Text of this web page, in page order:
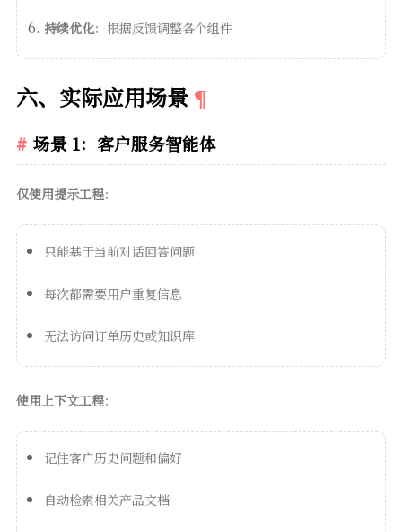
持续优化：根据反馈调整各个组件
六、实际应用场景
场景 1：客户服务智能体
仅使用提示工程：
只能基于当前对话回答问题
每次都需要用户重复信息
无法访问订单历史或知识库
使用上下文工程：
记住客户历史问题和偏好
自动检索相关产品文档